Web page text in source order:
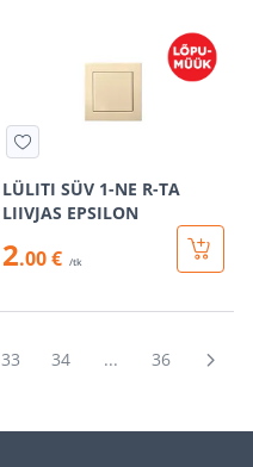
LÜLITI SÜV 1-NE R-TA
LIIVJAS EPSILON
2.00 € /tk
33 34 ... 36